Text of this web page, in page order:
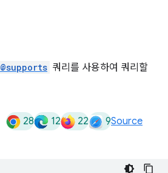
@supports 쿼리를 사용하여 쿼리할
28 12 22 9Source